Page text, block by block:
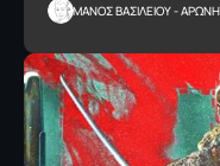
ΜΑΝΟΣ ΒΑΣΙΛΕΙΟΥ -